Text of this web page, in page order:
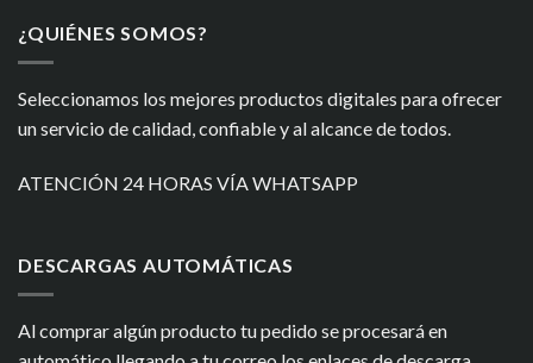
¿QUIÉNES SOMOS?
Seleccionamos los mejores productos digitales para ofrecer
un servicio de calidad, confiable y al alcance de todos.
ATENCIÓN 24 HORAS VÍA WHATSAPP
DESCARGAS AUTOMÁTICAS
Al comprar algún producto tu pedido se procesará en